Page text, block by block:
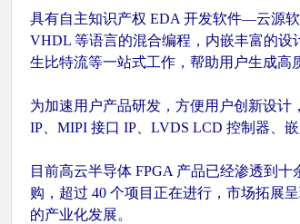
具有自主知识产权 EDA 开发软件—云源软
VHDL 等语言的混合编程，内嵌丰富的设
生比特流等一站式工作，帮助用户生成高
为加速用户产品研发，方便用户创新设计
IP、MIPI 接口 IP、LVDS LCD 控制器、
目前高云半导体 FPGA 产品已经渗透到
购，超过 40 个项目正在进行，市场拓展
的产业化发展。